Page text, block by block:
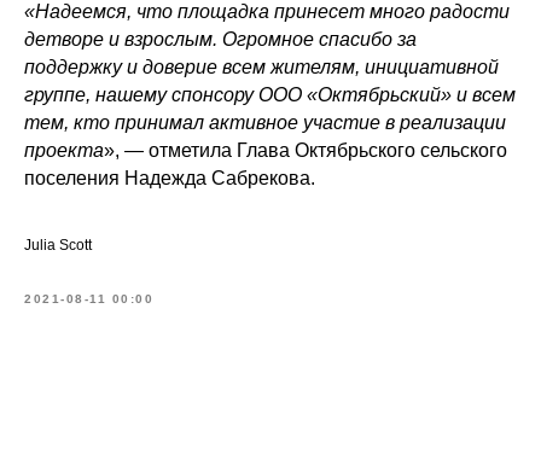
«Надеемся, что площадка принесет много радости
детворе и взрослым. Огромное спасибо за
поддержку и доверие всем жителям, инициативной
группе, нашему спонсору ООО «Октябрьский» и всем
тем, кто принимал активное участие в реализации
проекта», — отметила Глава Октябрьского сельского
поселения Надежда Сабрекова.
Julia Scott
2021-08-11 00:00